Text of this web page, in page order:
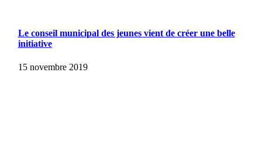
Le conseil municipal des jeunes vient de créer une belle
initiative
15 novembre 2019